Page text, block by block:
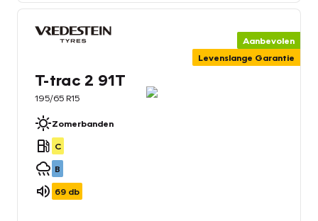
Aanbevolen
Levenslange Garantie
T-trac 2 91T
195/65 R15
Zomerbanden
C
B
69 db